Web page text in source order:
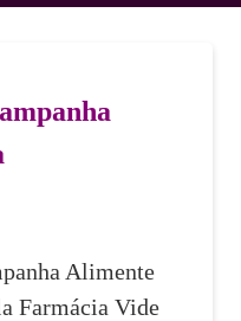
Alimente
Farmácia Vide